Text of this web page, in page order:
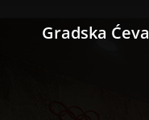
Gradska